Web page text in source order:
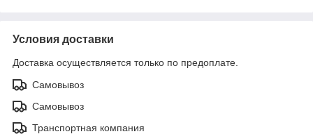
Условия доставки
Доставка осуществляется только по предоплате.
Самовывоз
Самовывоз
Транспортная компания